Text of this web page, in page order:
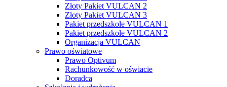
Złoty Pakiet VULCAN 2
Złoty Pakiet VULCAN 3
Pakiet przedszkole VULCAN 1
Pakiet przedszkole VULCAN 2
Organizacja VULCAN
Prawo oświatowe
Prawo Optivum
Rachunkowość w oświacie
Doradca